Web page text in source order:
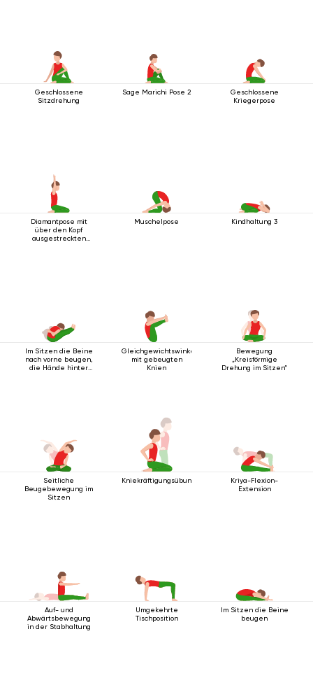
Geschlossene
Sitzdrehung
Sage Marichi Pose 2
Geschlossene
Kriegerpose
Diamantpose mit
über den Kopf
ausgestreckten
Muschelpose Kindhaltung 3
Im Sitzen die Beine
nach vorne beugen,
die Hände hinter
Gleichgewichtswinkelhaltung
mit gebeugten
Knien
Bewegung
„Kreisförmige
Drehung im Sitzen“
Seitliche
Beugebewegung im
Sitzen
Kniekräftigungsübung
Kriya-Flexion-
Extension
Auf- und
Abwärtsbewegung
in der Stabhaltung
Umgekehrte
Tischposition
Im Sitzen die Beine
beugen